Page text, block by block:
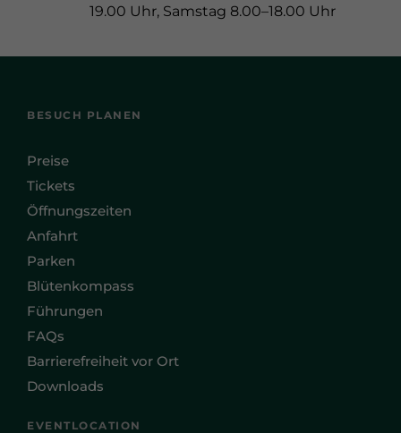
19.00 Uhr, Samstag 8.00–18.00 Uhr
BESUCH PLANEN
Preise
Tickets
Öffnungszeiten
Anfahrt
Parken
Blütenkompass
Führungen
FAQs
Barrierefreiheit vor Ort
Downloads
EVENTLOCATION